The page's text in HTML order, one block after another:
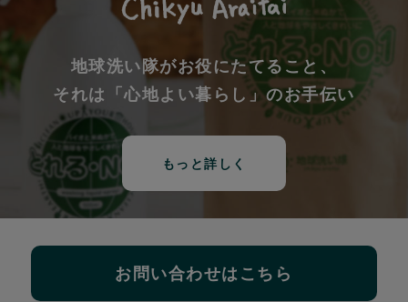
地球洗い隊がお役にたてること、
それは「心地よい暮らし」のお手伝い
もっと詳しく
お問い合わせはこちら